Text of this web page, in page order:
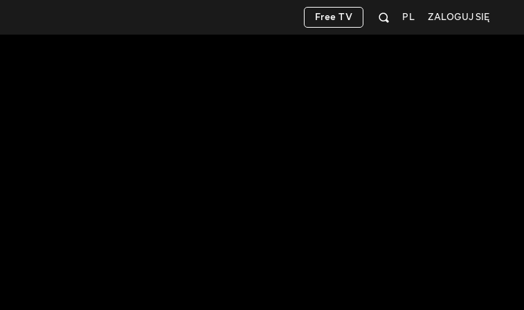
ZALOGUJ SIĘ
PL
Free TV